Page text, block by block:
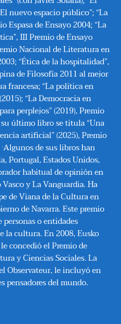
nuevo espacio público”; “La
Espasa de Ensayo 2004; “La
III Premio de Ensayo
Nacional de Literatura en
“Ética de la hospitalidad”,
de Filosofía 2011 al mejor
francesa; “La política en
“La Democracia en
perplejos” (2019), Premio
último libro se titula “Una
artificial” (2025), Premio
.Algunos de sus libros han
Portugal, Estados Unidos,
habitual de opinión en
y La Vanguardia. Ha
de Viana de la Cultura en
de Navarra. Este premio
o entidades
la cultura. En 2008, Eusko
concedió el Premio de
y Ciencias Sociales. La
Observateur, le incluyó en
pensadores del mundo.